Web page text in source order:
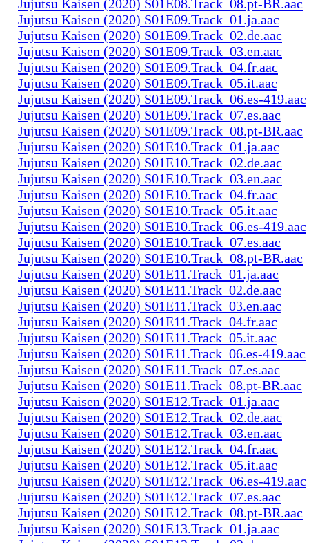
Jujutsu Kaisen (2020) S01E08.Track_08.pt-BR.aac
Jujutsu Kaisen (2020) S01E09.Track_01.ja.aac
Jujutsu Kaisen (2020) S01E09.Track_02.de.aac
Jujutsu Kaisen (2020) S01E09.Track_03.en.aac
Jujutsu Kaisen (2020) S01E09.Track_04.fr.aac
Jujutsu Kaisen (2020) S01E09.Track_05.it.aac
Jujutsu Kaisen (2020) S01E09.Track_06.es-419.aac
Jujutsu Kaisen (2020) S01E09.Track_07.es.aac
Jujutsu Kaisen (2020) S01E09.Track_08.pt-BR.aac
Jujutsu Kaisen (2020) S01E10.Track_01.ja.aac
Jujutsu Kaisen (2020) S01E10.Track_02.de.aac
Jujutsu Kaisen (2020) S01E10.Track_03.en.aac
Jujutsu Kaisen (2020) S01E10.Track_04.fr.aac
Jujutsu Kaisen (2020) S01E10.Track_05.it.aac
Jujutsu Kaisen (2020) S01E10.Track_06.es-419.aac
Jujutsu Kaisen (2020) S01E10.Track_07.es.aac
Jujutsu Kaisen (2020) S01E10.Track_08.pt-BR.aac
Jujutsu Kaisen (2020) S01E11.Track_01.ja.aac
Jujutsu Kaisen (2020) S01E11.Track_02.de.aac
Jujutsu Kaisen (2020) S01E11.Track_03.en.aac
Jujutsu Kaisen (2020) S01E11.Track_04.fr.aac
Jujutsu Kaisen (2020) S01E11.Track_05.it.aac
Jujutsu Kaisen (2020) S01E11.Track_06.es-419.aac
Jujutsu Kaisen (2020) S01E11.Track_07.es.aac
Jujutsu Kaisen (2020) S01E11.Track_08.pt-BR.aac
Jujutsu Kaisen (2020) S01E12.Track_01.ja.aac
Jujutsu Kaisen (2020) S01E12.Track_02.de.aac
Jujutsu Kaisen (2020) S01E12.Track_03.en.aac
Jujutsu Kaisen (2020) S01E12.Track_04.fr.aac
Jujutsu Kaisen (2020) S01E12.Track_05.it.aac
Jujutsu Kaisen (2020) S01E12.Track_06.es-419.aac
Jujutsu Kaisen (2020) S01E12.Track_07.es.aac
Jujutsu Kaisen (2020) S01E12.Track_08.pt-BR.aac
Jujutsu Kaisen (2020) S01E13.Track_01.ja.aac